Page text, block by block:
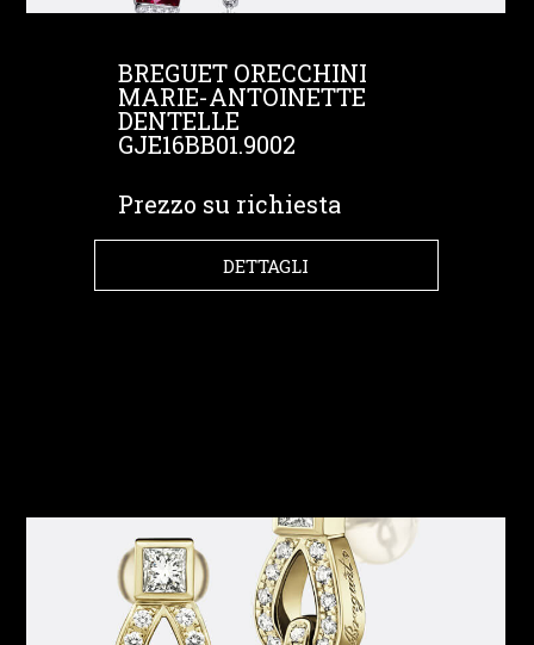
BREGUET ORECCHINI
MARIE-ANTOINETTE
DENTELLE
GJE16BB01.9002
Prezzo su richiesta
DETTAGLI